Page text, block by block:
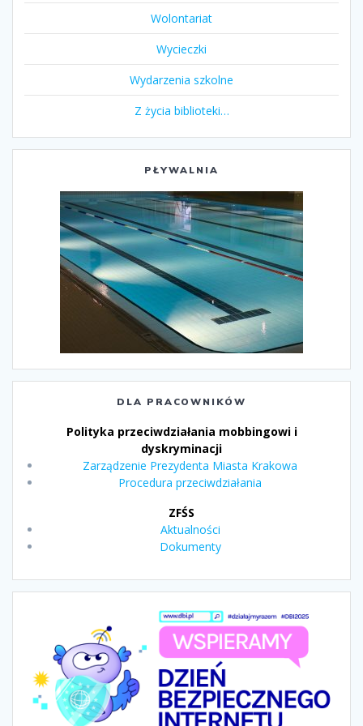
Wolontariat
Wycieczki
Wydarzenia szkolne
Z życia biblioteki…
PŁYWALNIA
DLA PRACOWNIKÓW
Polityka przeciwdziałania mobbingowi i
dyskryminacji
Zarządzenie Prezydenta Miasta Krakowa
Procedura przeciwdziałania
ZFŚS
Aktualności
Dokumenty